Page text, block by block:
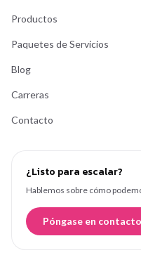
Productos
Paquetes de Servicios
Blog
Carreras
Contacto
¿Listo para escalar?
Hablemos sobre cómo
Póngase en contacto